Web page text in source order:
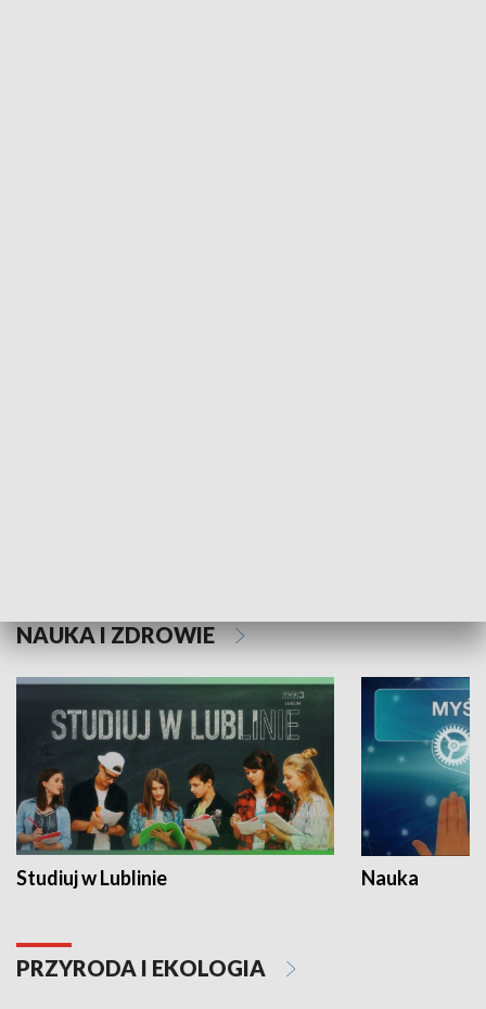
NAUKA I ZDROWIE
Studiuj w Lublinie Nauka
PRZYRODA I EKOLOGIA